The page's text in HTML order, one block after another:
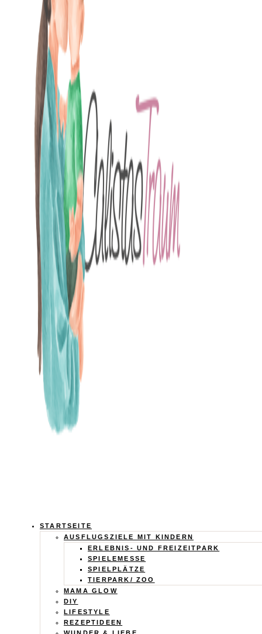
Calistas
Traum
STARTSEITE
AUSFLUGSZIELE MIT KINDERN
ERLEBNIS- UND FREIZEITPARK
SPIELEMESSE
SPIELPLÄTZE
TIERPARK/ ZOO
MAMA GLOW
DIY
LIFESTYLE
REZEPTIDEEN
WUNDER & LIEBE